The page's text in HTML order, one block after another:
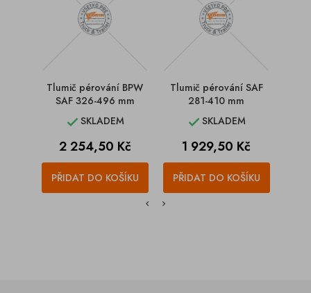
Tlumič pérování BPW
SAF 326-496 mm
SKLADEM
Cena
2 254,50 Kč
PŘIDAT DO KOŠÍKU
Tlumič pérování SAF
281-410 mm
SKLADEM
Cena
1 929,50 Kč
PŘIDAT DO KOŠÍKU